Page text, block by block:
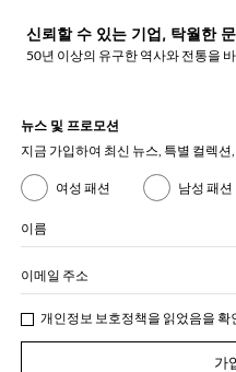
신뢰할 수 있는 기업, 탁월한
50년 이상의 유구한 역사와 전통을
뉴스 및 프로모션
지금 가입하여 최신 뉴스, 특별 컬렉
여성 패션 남성 패션
이름
이메일 주소
개인정보 보호정책을 읽었음을 확
가